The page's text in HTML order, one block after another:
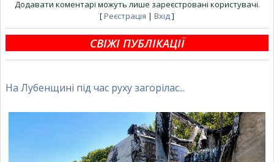
Додавати коментарі можуть лише зареєстровані користувачі.
[Реєстрація | Вхід ]
СВІЖІ ПУБЛІКАЦІЇ
На Лубенщині під час руху загорілас...